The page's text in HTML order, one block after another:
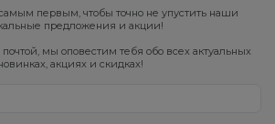
первым, чтобы точно не упустить наши
предложения и акции!
мы оповестим тебя обо всех актуальных
акциях и скидках!